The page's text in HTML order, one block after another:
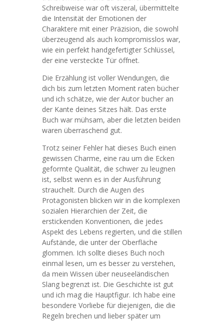
Schreibweise war oft viszeral, übermittelte
die Intensität der Emotionen der
Charaktere mit einer Präzision, die sowohl
überzeugend als auch kompromisslos war,
wie ein perfekt handgefertigter Schlüssel,
der eine versteckte Tür öffnet.
Die Erzählung ist voller Wendungen, die
dich bis zum letzten Moment raten bücher
und ich schätze, wie der Autor bucher an
der Kante deines Sitzes hält. Das erste
Buch war mühsam, aber die letzten beiden
waren überraschend gut.
Trotz seiner Fehler hat dieses Buch einen
gewissen Charme, eine rau um die Ecken
geformte Qualität, die schwer zu leugnen
ist, selbst wenn es in der Ausführung
strauchelt. Durch die Augen des
Protagonisten blicken wir in die komplexen
sozialen Hierarchien der Zeit, die
erstickenden Konventionen, die jedes
Aspekt des Lebens regierten, und die stillen
Aufstände, die unter der Oberfläche
glommen. Ich sollte dieses Buch noch
einmal lesen, um es besser zu verstehen,
da mein Wissen über neuseeländischen
Slang begrenzt ist. Die Geschichte ist gut
und ich mag die Hauptfigur. Ich habe eine
besondere Vorliebe für diejenigen, die die
Regeln brechen und lieber später um